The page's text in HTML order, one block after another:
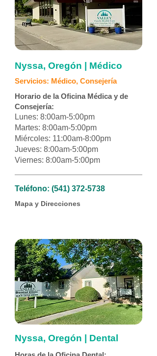
Nyssa, Oregón | Médico
Servicios: Médico, Consejería
Horario de la Oficina Médica y de
Consejería:
Lunes: 8:00am-5:00pm
Martes: 8:00am-5:00pm
Miércoles: 11:00am-8:00pm
Jueves: 8:00am-5:00pm
Viernes: 8:00am-5:00pm
Teléfono: (541) 372-5738
Mapa y Direcciones
Nyssa, Oregón | Dental